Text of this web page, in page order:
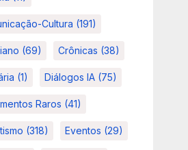
Cultura (191)
(69) Crônicas (38)
(1) Diálogos IA(75)
Raros (41)
(318) Eventos (29)